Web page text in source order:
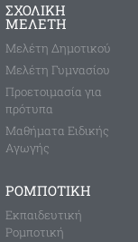
ΣΧΟΛΙΚΗ
ΜΕΛΕΤΗ
Μελέτη Δημοτικού
Μελέτη Γυμνασίου
Προετοιμασία για
πρότυπα
Μαθήματα Ειδικής
Αγωγής
ΡΟΜΠΟΤΙΚΗ
Εκπαιδευτική
Ρομποτική